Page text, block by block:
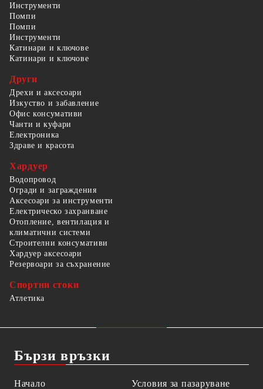
Инструменти
Помпи
Помпи
Инструменти
Катинари и ключове
Катинари и ключове
Други
Дрехи и аксесоари
Изкуство и забавление
Офис консумативи
Чанти и куфари
Електроника
Здраве и красота
Хардуер
Водопровод
Огради и заграждения
Аксесоари за инструменти
Електрическо захранване
Отопление, вентилация и
климатични системи
Строителни консумативи
Хардуер аксесоари
Резервоари за съхранение
Спортни стоки
Атлетика
Бързи връзки
Начало
Условия за пазаруване